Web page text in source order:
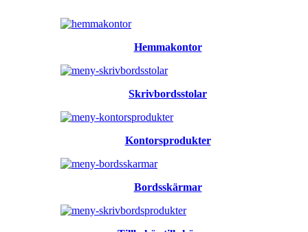
Hemmakontor
Skrivbordsstolar
Kontorsprodukter
Bordsskärmar